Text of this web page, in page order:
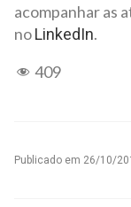
acompanhar as
noLinkedIn.
409
Publicado em 26/10/